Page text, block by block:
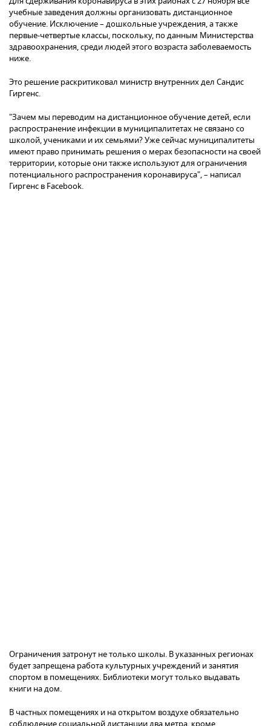
учебные заведения должны организовать дистанционное
обучение. Исключение – дошкольные учреждения, а также
первые-четвертые классы, поскольку, по данным Министерства
здравоохранения, среди людей этого возраста заболеваемость
ниже.
Это решение раскритиковал министр внутренних дел Сандис
Гиргенс.
"Зачем мы переводим на дистанционное обучение детей, если
распространение инфекции в муниципалитетах не связано со
школой, учениками и их семьями? Уже сейчас муниципалитеты
имеют право принимать решения о мерах безопасности на своей
территории, которые они также используют для ограничения
потенциального распространения коронавируса", – написал
Гиргенс в Facebook.
Ограничения затронут не только школы. В указанных регионах
будет запрещена работа культурных учреждений и занятия
спортом в помещениях. Библиотеки могут только выдавать
книги на дом.
В частных помещениях и на открытом воздухе обязательно